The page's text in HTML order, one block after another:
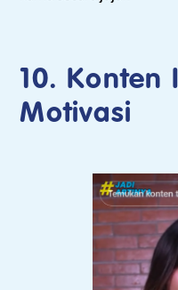
10. Konten
Motivasi